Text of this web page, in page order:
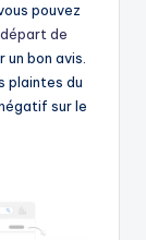
pouvez
de
bon avis.
plaintes du
sur le